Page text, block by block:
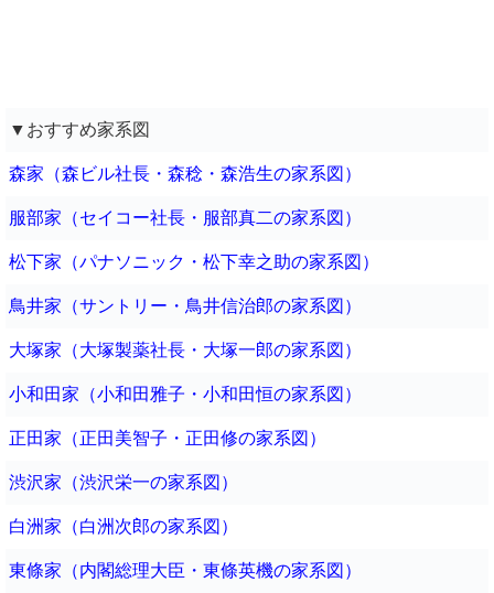
▼おすすめ家系図
森家（森ビル社長・森稔・森浩生の家系図）
服部家（セイコー社長・服部真二の家系図）
松下家（パナソニック・松下幸之助の家系図）
鳥井家（サントリー・鳥井信治郎の家系図）
大塚家（大塚製薬社長・大塚一郎の家系図）
小和田家（小和田雅子・小和田恒の家系図）
正田家（正田美智子・正田修の家系図）
渋沢家（渋沢栄一の家系図）
白洲家（白洲次郎の家系図）
東條家（内閣総理大臣・東條英機の家系図）